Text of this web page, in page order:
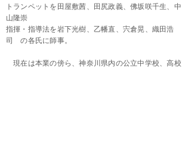
トランペットを田屋敷茜、田尻政義、佛坂咲千生、中
山隆崇
指揮・指導法を岩下光樹、乙幡直、宍倉晃、織田浩
司の各氏に師事。
現在は本業の傍ら、神奈川県内の公立中学校、高校